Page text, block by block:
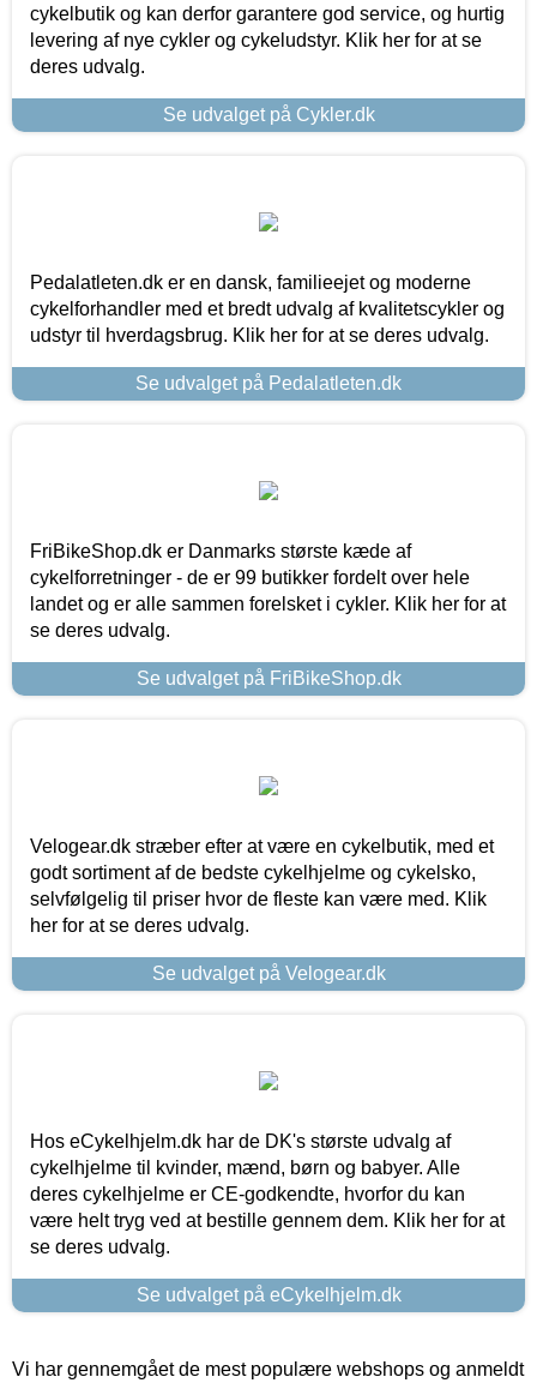
cykelbutik og kan derfor garantere god service, og hurtig
levering af nye cykler og cykeludstyr. Klik her for at se
deres udvalg.
Se udvalget på Cykler.dk
Pedalatleten.dk er en dansk, familieejet og moderne
cykelforhandler med et bredt udvalg af kvalitetscykler og
udstyr til hverdagsbrug. Klik her for at se deres udvalg.
Se udvalget på Pedalatleten.dk
FriBikeShop.dk er Danmarks største kæde af
cykelforretninger - de er 99 butikker fordelt over hele
landet og er alle sammen forelsket i cykler. Klik her for at
se deres udvalg.
Se udvalget på FriBikeShop.dk
Velogear.dk stræber efter at være en cykelbutik, med et
godt sortiment af de bedste cykelhjelme og cykelsko,
selvfølgelig til priser hvor de fleste kan være med. Klik
her for at se deres udvalg.
Se udvalget på Velogear.dk
Hos eCykelhjelm.dk har de DK's største udvalg af
cykelhjelme til kvinder, mænd, børn og babyer. Alle
deres cykelhjelme er CE-godkendte, hvorfor du kan
være helt tryg ved at bestille gennem dem. Klik her for at
se deres udvalg.
Se udvalget på eCykelhjelm.dk
Vi har gennemgået de mest populære webshops og anmeldt